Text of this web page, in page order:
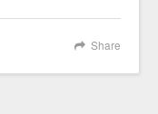
Share